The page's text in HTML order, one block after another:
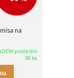
na
poslední
38 ks